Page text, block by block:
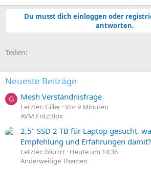
Du musst dich einloggen oder
antworten.
Teilen:
Neueste Beiträge
G Mesh Verständnisfrage
Letzter: Giller Vor 9 Minuten
AVM Fritz!Box
2,5" SSD 2 TB für Laptop gesucht,
Empfehlung und Erfahrungen damit?
Letzter: blurrrr Heute um 14:36
Anderweitige Themen